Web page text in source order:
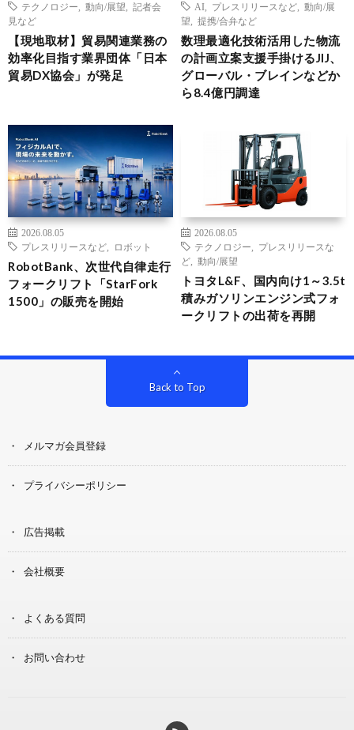
テクノロジー
動向/展望
記者会
見など
【現地取材】貿易関連業務の
効率化目指す業界団体「日本
貿易DX協会」が発足
AI
プレスリリースなど
動向/展
望
提携/合弁など
数理最適化技術活用した物流
の計画立案支援手掛けるJIJ、
グローバル・ブレインなどか
ら8.4億円調達
2026.08.05
プレスリリースなど
ロボット
RobotBank、次世代自律走行
フォークリフト「StarFork
1500」の販売を開始
2026.08.05
テクノロジー
プレスリリースな
ど
動向/展望
トヨタL&F、国内向け1～3.5t
積みガソリンエンジン式フォ
ークリフトの出荷を再開
Back to Top
メルマガ会員登録
プライバシーポリシー
広告掲載
会社概要
よくある質問
お問い合わせ